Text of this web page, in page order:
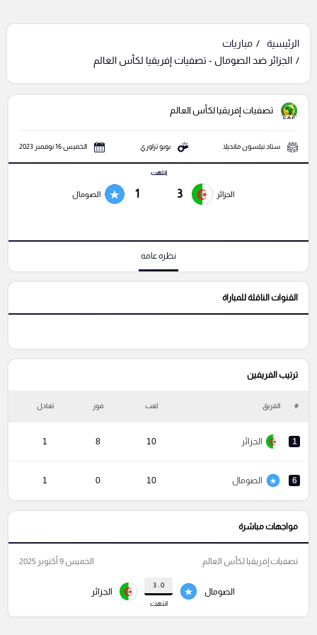
الرئيسية
مباريات
الجزائر ضد الصومال - تصفيات إفريقيا لكأس العالم
تصفيات إفريقيا لكأس العالم
ستاد نيلسون مانديلا بوبو تراوري الخميس 16 نوفمبر 2023
الجزائر 3
انتهت
1 الصومال
نظره عامه
القنوات الناقلة للمباراة
ترتيب الفريفين
# الفريق لعب فوز تعادل
1 الجزائر 10
8
1
6 الصومال 10
0
1
مواجهات مباشرة
الصومال
0 : 3
انتهت
الجزائر
تصفيات إفريقيا لكأس العالم الخميس 9 أكتوبر 2025